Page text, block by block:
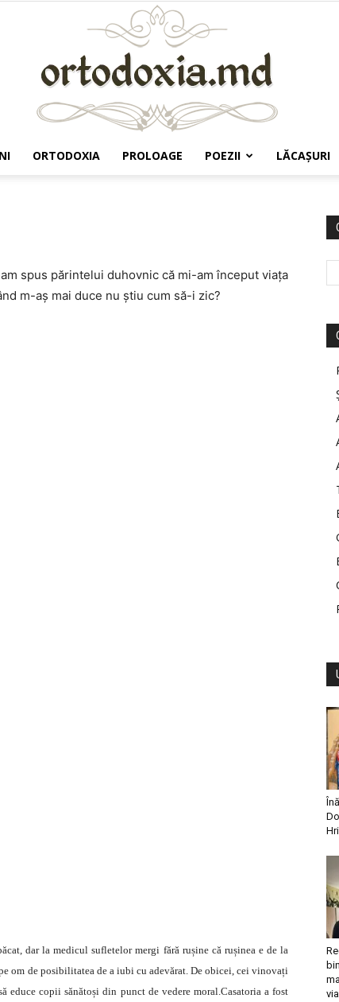
ORTODOXIA PROLOAGE POEZII LĂCAŞURI
spus părintelui duhovnic că mi-am început viaţa
m-aş mai duce nu ştiu cum să-i zic?
dar la medicul sufletelor mergi fără rușine că rușinea e de la
om de posibilitatea de a iubi cu adevărat. De obicei, cei vinovați
educe copii sănătoși din punct de vedere moral.Casatoria a fost